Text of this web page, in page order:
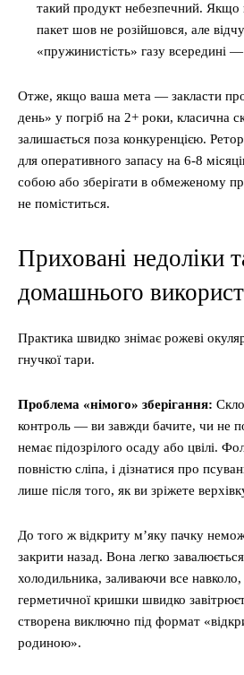
такий продукт небезпечний. Якщо
пакет шов не розійшовся, але
«пружинистість» газу всередині —
Отже, якщо ваша мета — закласти
день» у погріб на 2+ роки, класична
залишається поза конкуренцією.
для оперативного запасу на 6-8
собою або зберігати в обмеженому
не поміститься.
Приховані недоліки
домашнього
Практика швидко знімає рожеві
гнучкої тари.
Проблема «німого» зберігання:
контроль — ви завжди бачите, чи не
немає підозрілого осаду або цвілі.
повністю сліпа, і дізнатися про
лише після того, як ви зріжете
До того ж відкриту м’яку пачку
закрити назад. Вона легко
холодильника, заливаючи все
герметичної кришки швидко
створена виключно під формат
родиною».